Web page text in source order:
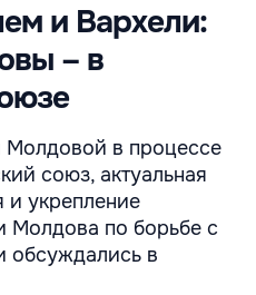
и Вархели:
– в
Молдовой в процессе
союз, актуальная
и укрепление
Молдова по борьбе с
обсуждались в